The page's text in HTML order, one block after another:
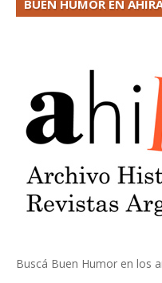
BUEN HUMOR EN
Buscá Buen Humor en los